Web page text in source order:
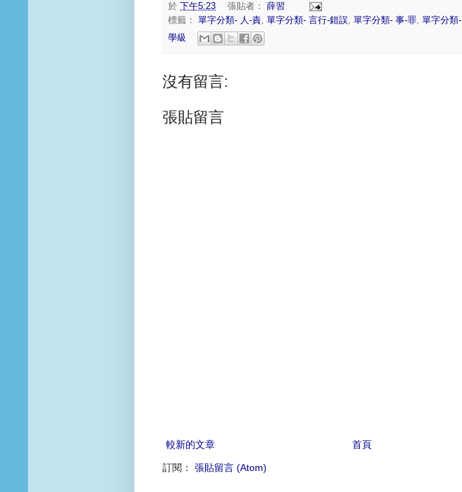
於 下午5:23 張貼者：
薛習
標籤： 單字分類- 人-責, 單字分類- 言行-錯誤, 單字分類- 事-罪, 單字分類
學級
沒有留言:
張貼留言
較新的文章 首頁
訂閱： 張貼留言 (Atom)